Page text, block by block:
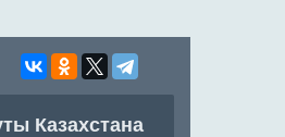
Казахстана